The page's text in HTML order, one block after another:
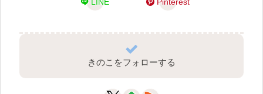
きのこをフォローする